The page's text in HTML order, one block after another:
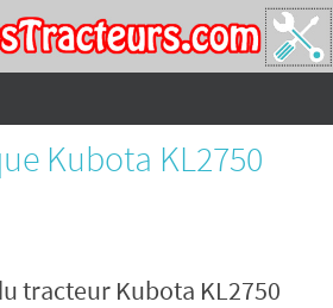
Kubota KL2750
tracteur Kubota KL2750